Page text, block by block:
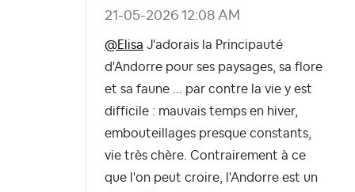
‎21-05-2026 12:08 AM
@Elisa J'adorais la Principauté
d'Andorre pour ses paysages, sa flore
et sa faune ... par contre la vie y est
difficile : mauvais temps en hiver,
embouteillages presque constants,
vie très chère. Contrairement à ce
que l'on peut croire, l'Andorre est un